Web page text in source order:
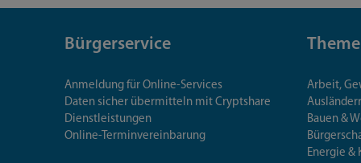
Bürgerservice
Anmeldung für Online-Services
Daten sicher übermitteln mit Cryptshare
Dienstleistungen
Online-Terminvereinbarung
Arbeit,
Bauen &
Energie &